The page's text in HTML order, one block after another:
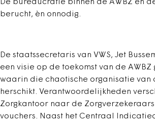
De bureaucratie binnen de AWBZ en
berucht, èn onnodig.
De staatssecretaris van VWS, Jet
een visie op de toekomst van de AWBZ
waarin die chaotische organisatie van
herschikt. Verantwoordelijkheden
Zorgkantoor naar de
vouchers. Naast het Centraal